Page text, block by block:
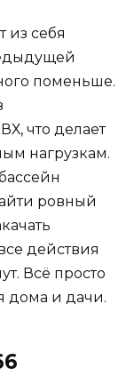
из себя
поменьше.
что делает
нагрузкам.
ровный
действия
Всё просто
дома и дачи.